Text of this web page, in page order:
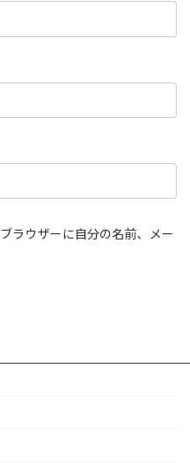
ラウザーに自分の名前、メー